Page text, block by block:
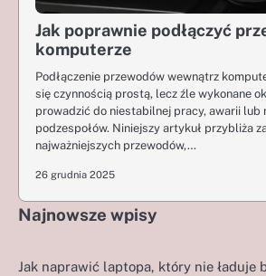
Jak poprawnie podłączyć
komputerze
Podłączenie przewodów wewnątrz
się czynnością prostą, lecz źle wykonane
prowadzić do niestabilnej pracy, awarii lub
podzespołów. Niniejszy artykuł przybliża
najważniejszych przewodów,…
26 grudnia 2025
Najnowsze wpisy
Jak naprawić laptopa, który nie ładuje